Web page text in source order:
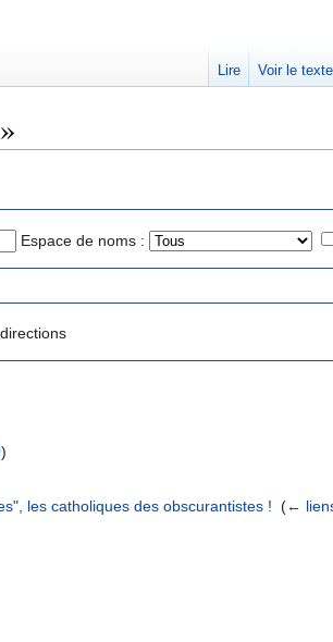
Espace de noms :
)
les catholiques des obscurantistes ! ‎(←
Lire Voir le